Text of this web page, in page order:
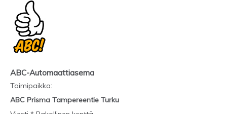
ABC-Automaattiasema
Toimipaikka:
ABC Prisma Tampereentie Turku